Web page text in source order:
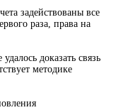
задействованы все
раза, права на
доказать связь
методике